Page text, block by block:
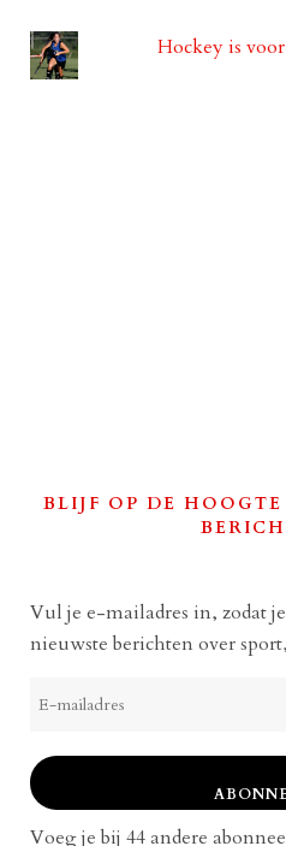
Hockey is
BLIJF OP DE
Vul je e-mailadres in, zodat
nieuwste berichten over
mailadres
Voeg je bij 44 andere